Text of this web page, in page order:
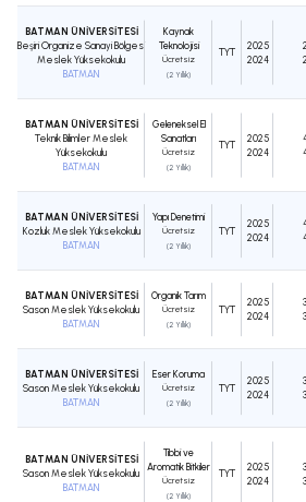
BATMAN ÜNİVERSİTESİ
Beşiri Organize Sanayi Bölgesi
Meslek Yüksekokulu
BATMAN
Kaynak
Teknolojisi
Ücretsiz
(2 Yıllık)
TYT
2025
2024
BATMAN ÜNİVERSİTESİ
Teknik Bilimler Meslek
Yüksekokulu
BATMAN
Geleneksel El
Sanatları
Ücretsiz
(2 Yıllık)
TYT
2025
2024
BATMAN ÜNİVERSİTESİ
Kozluk Meslek Yüksekokulu
BATMAN
Yapı Denetimi
Ücretsiz
(2 Yıllık)
TYT
2025
2024
BATMAN ÜNİVERSİTESİ
Sason Meslek Yüksekokulu
BATMAN
Organik Tarım
Ücretsiz
(2 Yıllık)
TYT
2025
2024
BATMAN ÜNİVERSİTESİ
Sason Meslek Yüksekokulu
BATMAN
Eser Koruma
Ücretsiz
(2 Yıllık)
TYT
2025
2024
BATMAN ÜNİVERSİTESİ
Sason Meslek Yüksekokulu
BATMAN
Tıbbi ve
Aromatik Bitkiler
Ücretsiz
(2 Yıllık)
TYT
2025
2024